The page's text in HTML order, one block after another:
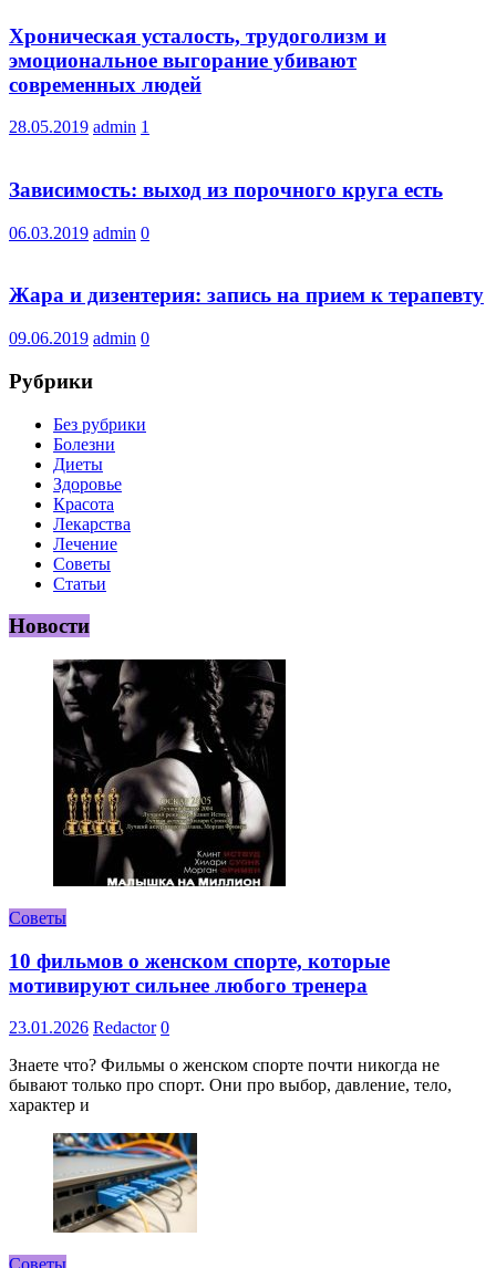
Хроническая усталость, трудоголизм и
эмоциональное выгорание убивают
современных людей
28.05.2019 admin 1
Зависимость: выход из порочного круга есть
06.03.2019 admin 0
Жара и дизентерия: запись на прием к терапевту
09.06.2019 admin 0
Рубрики
Без рубрики
Болезни
Диеты
Здоровье
Красота
Лекарства
Лечение
Советы
Статьи
Новости
Советы
10 фильмов о женском спорте, которые
мотивируют сильнее любого тренера
23.01.2026 Redactor 0
Знаете что? Фильмы о женском спорте почти никогда не
бывают только про спорт. Они про выбор, давление, тело,
характер и